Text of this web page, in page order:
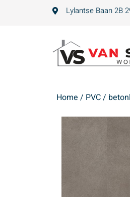
Lylantse Baan 2B
Home / PVC/